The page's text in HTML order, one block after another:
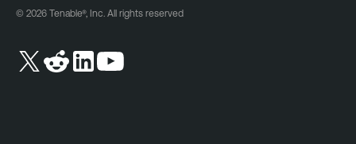
© 2026 Tenable®, Inc. All rights reserved